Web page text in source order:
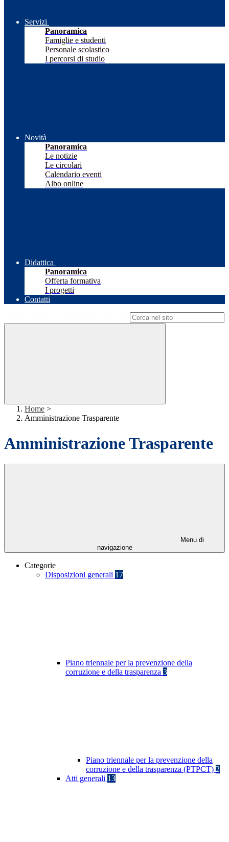
Servizi
Panoramica
Famiglie e studenti
Personale scolastico
I percorsi di studio
Novità
Panoramica
Le notizie
Le circolari
Calendario eventi
Albo online
Didattica
Panoramica
Offerta formativa
I progetti
Contatti
Home >
Amministrazione Trasparente
Amministrazione Trasparente
Menu di
navigazione
Categorie
Disposizioni generali 17
Piano triennale per la prevenzione della
corruzione e della trasparenza 3
Piano triennale per la prevenzione della
corruzione e della trasparenza (PTPCT) 2
Atti generali 13